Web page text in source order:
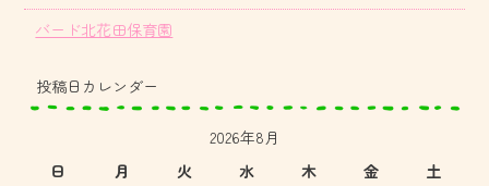
バード北花田保育園
投稿日カレンダー
2026年8月
日
月 火 水 木 金
土